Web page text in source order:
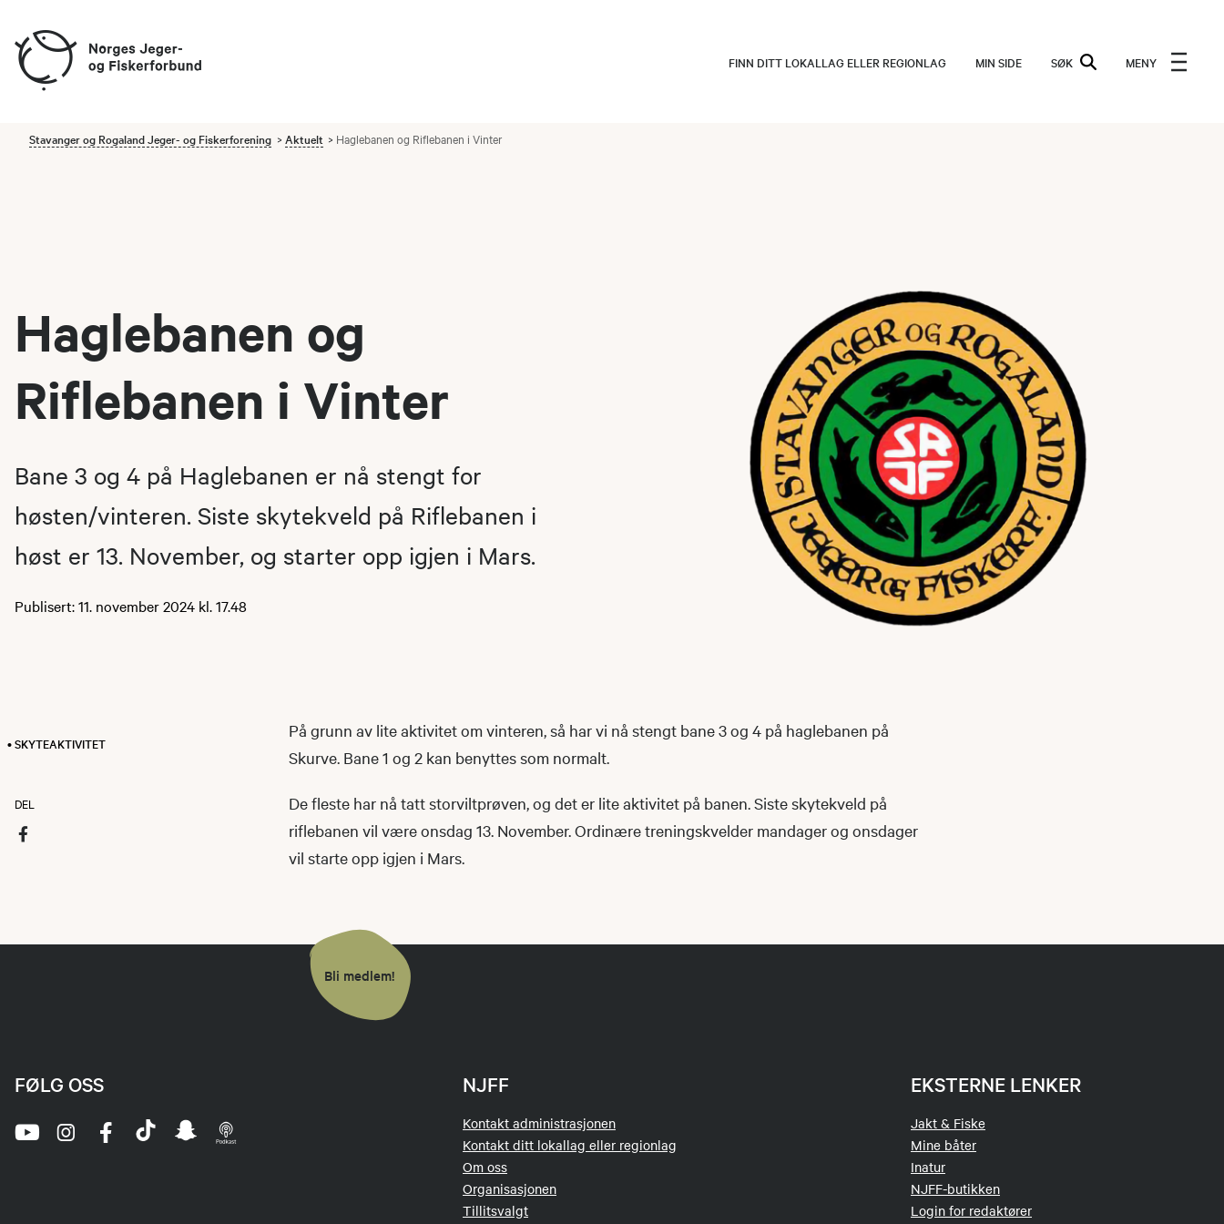
FINN DITT LOKALLAG ELLER REGIONLAG MIN SIDE SØK MENY
Stavanger og Rogaland Jeger- og Fiskerforening Aktuelt Haglebanen og Riflebanen i Vinter
Haglebanen og
Riflebanen i Vinter
Bane 3 og 4 på Haglebanen er nå stengt for
høsten/vinteren. Siste skytekveld på Riflebanen i
høst er 13. November, og starter opp igjen i Mars.
Publisert: 11. november 2024 kl. 17.48
• SKYTEAKTIVITET
DEL
På grunn av lite aktivitet om vinteren, så har vi nå stengt bane 3 og 4 på haglebanen på
Skurve. Bane 1 og 2 kan benyttes som normalt.
De fleste har nå tatt storviltprøven, og det er lite aktivitet på banen. Siste skytekveld på
riflebanen vil være onsdag 13. November. Ordinære treningskvelder mandager og onsdager
vil starte opp igjen i Mars.
Bli medlem!
NJFF
Kontakt administrasjonen
Kontakt ditt lokallag eller regionlag
Om oss
Organisasjonen
Tillitsvalgt
EKSTERNE LENKER
Jakt & Fiske
Mine båter
Inatur
NJFF-butikken
Login for redaktører
FØLG OSS